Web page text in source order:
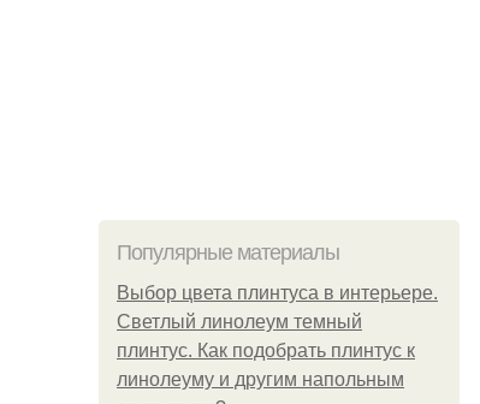
Популярные материалы
Выбор цвета плинтуса в интерьере.
Светлый линолеум темный
плинтус. Как подобрать плинтус к
линолеуму и другим напольным